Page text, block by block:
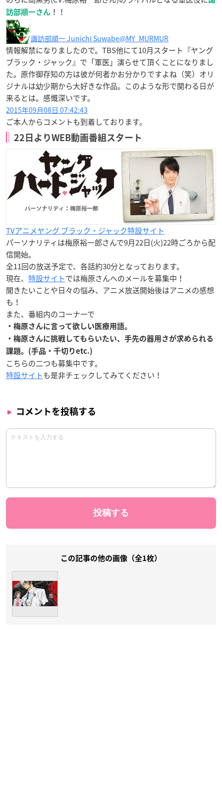
訪部順一さん ！！
諏訪部順一 Junichi Suwabe@MY_MURMUR
情報解禁になりましたので。TBS他にて10月スタート『ヤング
ブラック・ジャック』で「軍医」演らせて頂くことになりまし
た。原作御存知の方は彼が何者かお分かりですよね（笑）オリ
ジナルは幼少期から大好きな作品。このような形で関わる日が
来るとは。感慨深いです。
2015年09月08日 07:42:43
ご本人からコメントも到着しております。
22日よりWEB動画番組スタート
TVアニメヤング ブラック・ジャック特設サイト
パーソナリティは梅原裕一郎さんで9月22日(火)22時ごろから配
信開始。
全11回の放送予定で、各話約30分となっております。
現在、 特設サイトでは梅原さんへのメールを募集中！
聞きたいことや日々の悩み、アニメ放送開始後はアニメの感想
も！
また、番組内のコーナーで
・梅原さんに言って欲しい医療用語。
・梅原さんに挑戦してもらいたい、手先の器用さが求められる
課題。(手品・千切りetc.)
こちらの二つも募集中です。
特設サイトも是非チェックしてみてください！
コメントを投稿する
この記事の他の画像（全1枚）